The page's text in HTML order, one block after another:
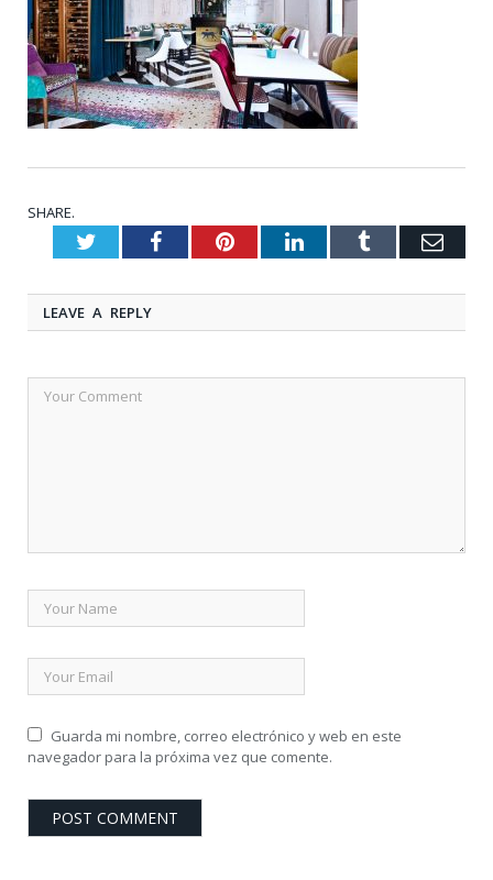
SHARE.
TwitterFacebookPinterestLinkedInTumblr
LEAVE A REPLY
Guarda mi nombre, correo electrónico y web en este
navegador para la próxima vez que comente.